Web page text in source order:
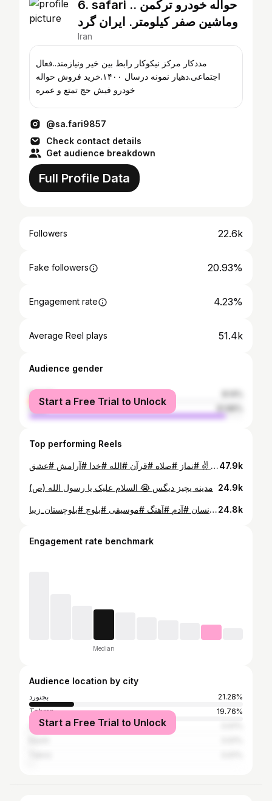
6. safari .. حواله خودرو ترکمن
وماشین صفر کیلومتر. ایران گرد
Iran
مددکار مرکز نیکوکار رابط بین خیر ونیازمند..فعال
اجتماعی.دهیار نمونه درسال ۱۴۰۰.خرید فروش حواله
خودرو فیش حج تمتع و عمره
@sa.fari9857
Check contact details
Get audience breakdown
Full Profile Data
Followers 22.6k
Fake followers 20.93%
Engagement rate 4.23%
Average Reel plays 51.4k
Audience gender
female
male
Start a Free Trial to Unlock
Top performing Reels
جمعیتوووووووووووووو 😯 اقامه نماز جماعت مغرب در عروسی ترکمن صحرا با صدای دلنشین استاد حاج ستار آخوند قولی که فضا رو خیلی معنوی میکنه اینجا یکی از عروسی های کمش دپس ✌️ #نماز #صلاه #قرآن #الله #خدا #آرامش #عشق47.9k
مدینه یچیز دیگس 😭 السلام علیک یا رسول الله (ص) 24.9k
پس از طی ۲۳۰۰ کیلیومتر ، کمک های شما عزیزان رو با بچه های گروه رسوندیم دست خود مردم سیل زده در سیستان و بلوچستان در ادامه با ما همراه باشین سفر خیلی سختی هستش ولی عشق خدمت به همنوع باشه وقتی حرف این باشه که لیاقت اینو داشتیم تا بعنوان نماینده ملت قهرمان ترکمن برای جبران محبت اون عزیزان در میدان باشیم ، تموم سختیا برامون آسون میشه #کمک #خیریه #ایران #جامعه #اتحاد #رمز #موفقیت #سیستان_بلوچستان #سیل #فوری #اورژانسی #جنوب #شمال #ترکمن #ترکمنصحرا #چابهار #علما #شیعه #سنی #وحدت #انسان #آدم #آهنگ #موسیقی #بلوچ #بلوچستان_زیبا24.8k
Engagement rate benchmark
Median
Audience location by city
بجنورد
21.28%
Tehran
19.76%
Qom
Start a Free Trial to Unlock